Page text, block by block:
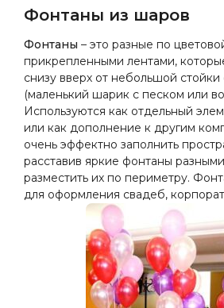
Фонтаны из шаров
Фонтаны – это разные по
прикрепленными лентами,
снизу вверх от небольшой стойки
(маленький шарик с песком или
Используются как отдельный
или как дополнение к другим
очень эффектно заполнить
расставив яркие фонтаны
разместить их по периметру.
для оформления свадеб,